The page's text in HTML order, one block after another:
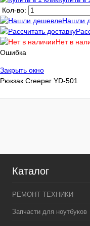
Купить в 1 клик
В избранное
Цвет
Кол-во:
Нашли
Нет в
Ошибка
Закрыть окно
Рюкзак Creeper YD-501
Каталог
РЕМОНТ ТЕХНИКИ
Запчасти для ноутбуков